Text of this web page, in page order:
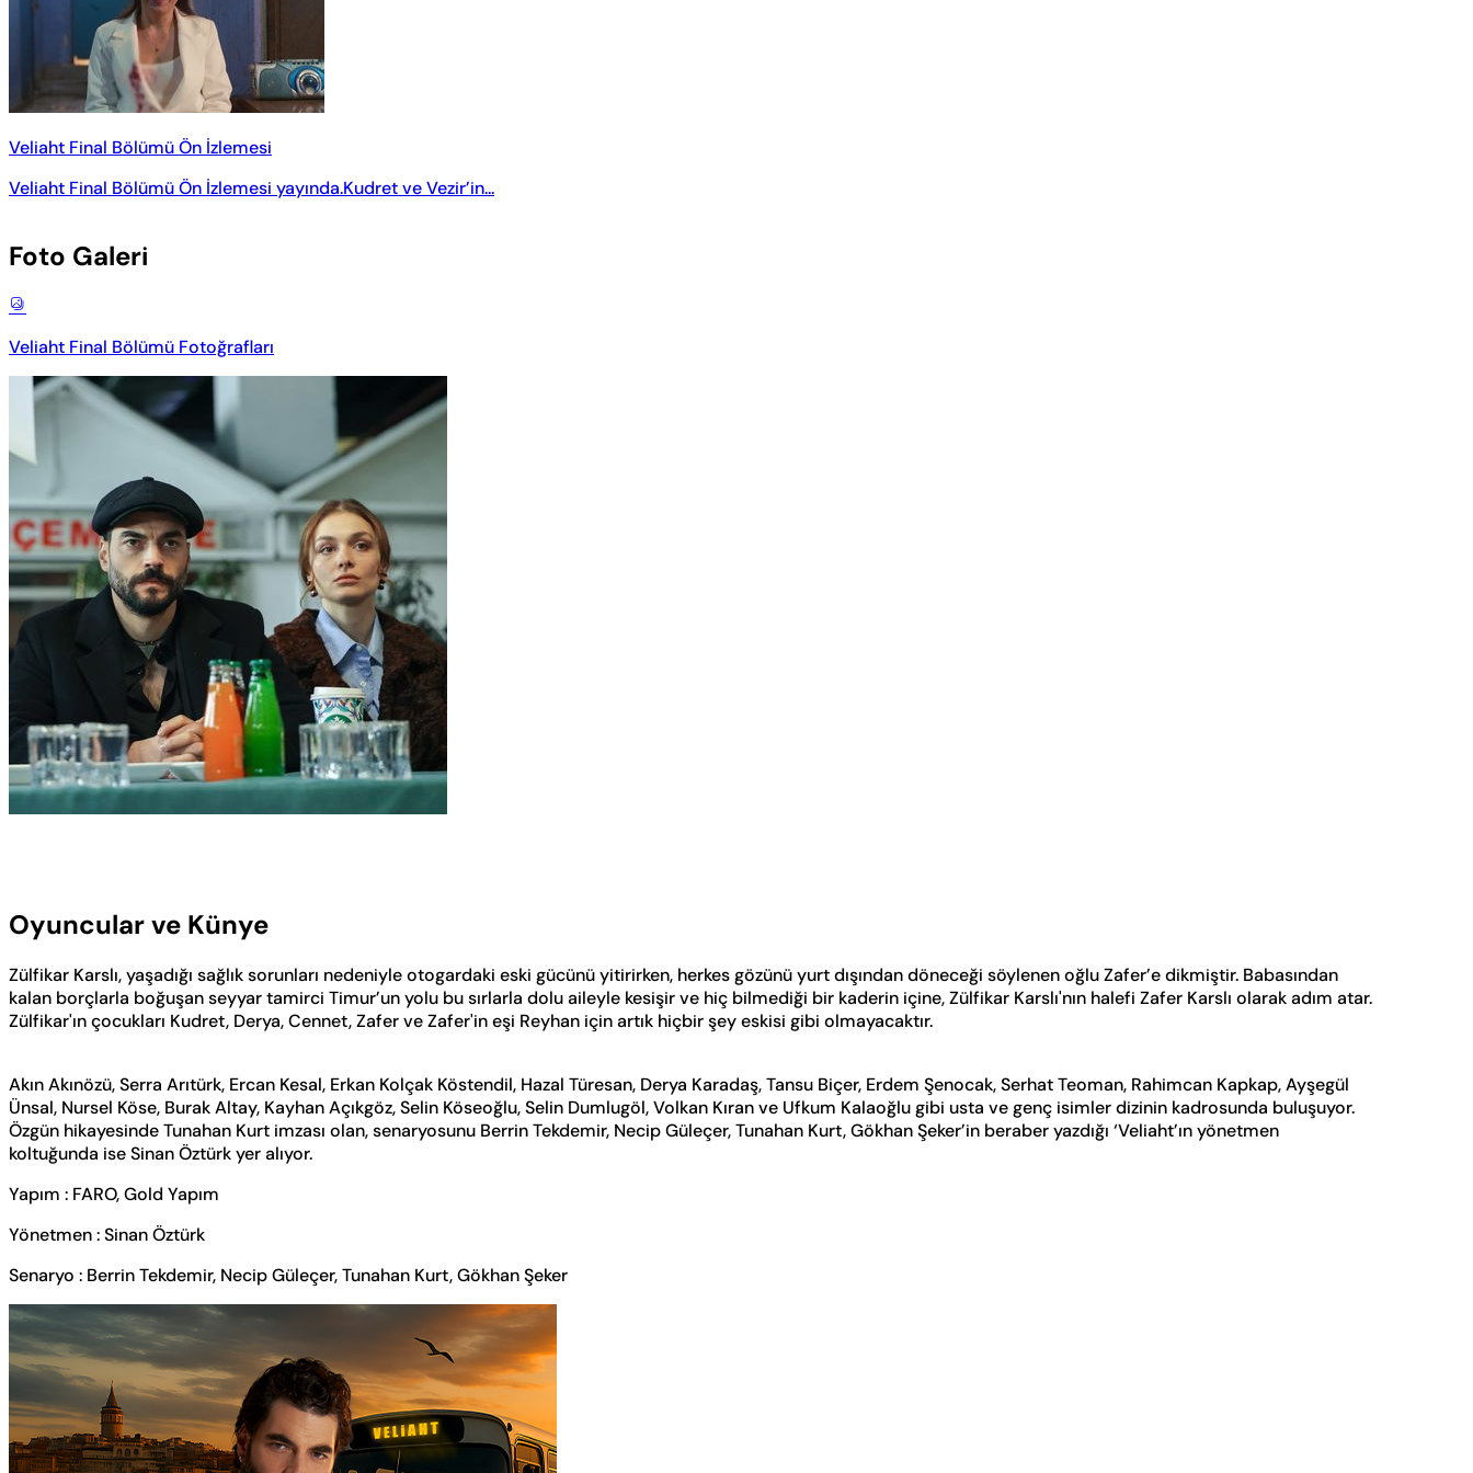
Veliaht Final Bölümü Ön İzlemesi
Veliaht Final Bölümü Ön İzlemesi yayında.Kudret ve Vezir’in...
Foto Galeri
Veliaht Final Bölümü Fotoğrafları
Oyuncular ve Künye
Zülfikar Karslı, yaşadığı sağlık sorunları nedeniyle otogardaki eski gücünü yitirirken, herkes gözünü yurt dışından döneceği söylenen oğlu Zafer’e dikmiştir. Babasından
kalan borçlarla boğuşan seyyar tamirci Timur’un yolu bu sırlarla dolu aileyle kesişir ve hiç bilmediği bir kaderin içine, Zülfikar Karslı'nın halefi Zafer Karslı olarak adım atar.
Zülfikar'ın çocukları Kudret, Derya, Cennet, Zafer ve Zafer'in eşi Reyhan için artık hiçbir şey eskisi gibi olmayacaktır.
Akın Akınözü, Serra Arıtürk, Ercan Kesal, Erkan Kolçak Köstendil, Hazal Türesan, Derya Karadaş, Tansu Biçer, Erdem Şenocak, Serhat Teoman, Rahimcan Kapkap, Ayşegül
Ünsal, Nursel Köse, Burak Altay, Kayhan Açıkgöz, Selin Köseoğlu, Selin Dumlugöl, Volkan Kıran ve Ufkum Kalaoğlu gibi usta ve genç isimler dizinin kadrosunda buluşuyor.
Özgün hikayesinde Tunahan Kurt imzası olan, senaryosunu Berrin Tekdemir, Necip Güleçer, Tunahan Kurt, Gökhan Şeker’in beraber yazdığı ‘Veliaht’ın yönetmen
koltuğunda ise Sinan Öztürk yer alıyor.
Yapım : FARO, Gold Yapım
Yönetmen : Sinan Öztürk
Senaryo : Berrin Tekdemir, Necip Güleçer, Tunahan Kurt, Gökhan Şeker